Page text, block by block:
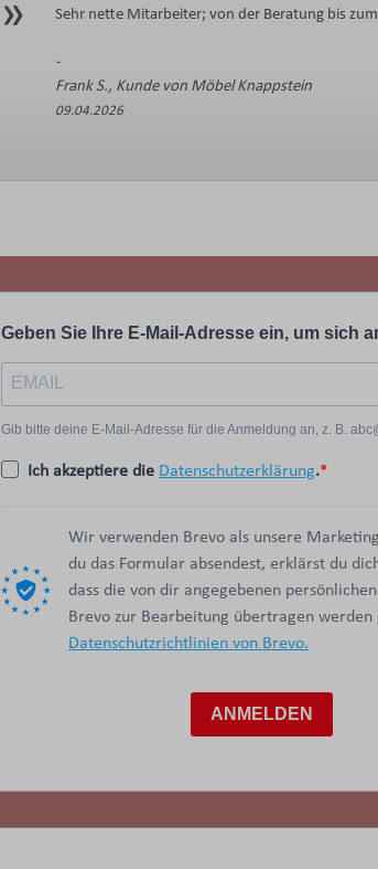
Sehr nette Mitarbeiter; von der Beratung bis
Frank S., Kunde von Möbel Knappstein
09.04.2026
Geben Sie Ihre E-Mail-Adresse ein, um sich
Gib bitte deine E-Mail-Adresse für die Anmeldung an, z. B.
Ich akzeptiere die Datenschutzerklärung.
Wir verwenden Brevo als unsere
du das Formular absendest, erklärst du
dass die von dir angegebenen
Brevo zur Bearbeitung übertragen werden
Datenschutzrichtlinien von Brevo.
ANMELDEN